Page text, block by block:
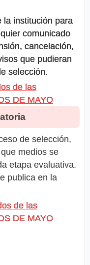
la institución para
comunicado
cancelación,
que pudieran
selección.
de las
DE MAYO
de selección,
medios se
etapa evaluativa.
publica en la
de las
DE MAYO